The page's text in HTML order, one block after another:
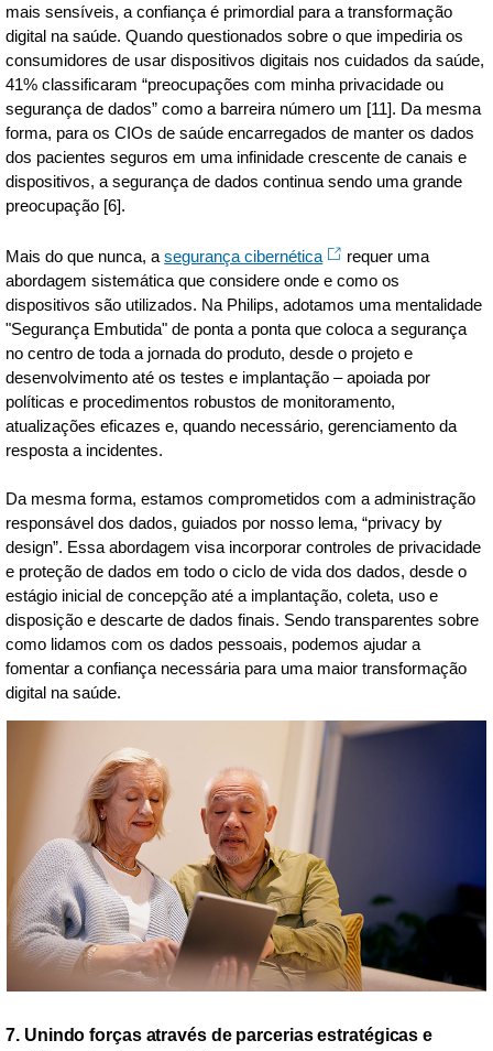
mais sensíveis, a confiança é primordial para a transformação
digital na saúde. Quando questionados sobre o que impediria os
consumidores de usar dispositivos digitais nos cuidados da saúde,
41% classificaram “preocupações com minha privacidade ou
segurança de dados” como a barreira número um [11]. Da mesma
forma, para os CIOs de saúde encarregados de manter os dados
dos pacientes seguros em uma infinidade crescente de canais e
dispositivos, a segurança de dados continua sendo uma grande
preocupação [6].
Mais do que nunca, asegurança cibernética
requer uma
abordagem sistemática que considere onde e como os
dispositivos são utilizados. Na Philips, adotamos uma mentalidade
"Segurança Embutida" de ponta a ponta que coloca a segurança
no centro de toda a jornada do produto, desde o projeto e
desenvolvimento até os testes e implantação – apoiada por
políticas e procedimentos robustos de monitoramento,
atualizações eficazes e, quando necessário, gerenciamento da
resposta a incidentes.
Da mesma forma, estamos comprometidos com a administração
responsável dos dados, guiados por nosso lema, “privacy by
design”. Essa abordagem visa incorporar controles de privacidade
e proteção de dados em todo o ciclo de vida dos dados, desde o
estágio inicial de concepção até a implantação, coleta, uso e
disposição e descarte de dados finais. Sendo transparentes sobre
como lidamos com os dados pessoais, podemos ajudar a
fomentar a confiança necessária para uma maior transformação
digital na saúde.
7. Unindo forças através de parcerias estratégicas e